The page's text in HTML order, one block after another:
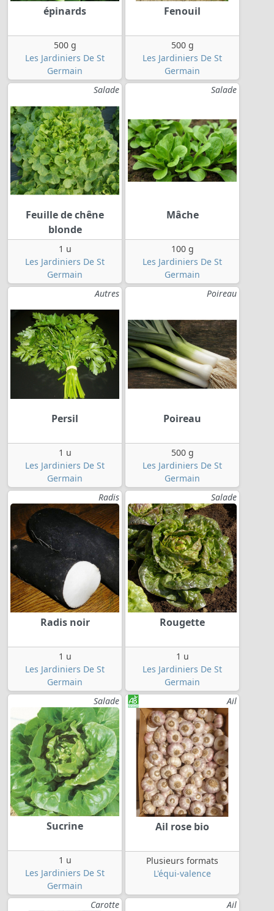
épinards
500 g
Les Jardiniers De St
Germain
Fenouil
500 g
Les Jardiniers De St
Germain
Salade
Feuille de chêne
blonde
1 u
Les Jardiniers De St
Germain
Salade
Mâche
100 g
Les Jardiniers De St
Germain
Autres
Persil
1 u
Les Jardiniers De St
Germain
Poireau
Poireau
500 g
Les Jardiniers De St
Germain
Radis
Radis noir
1 u
Les Jardiniers De St
Germain
Salade
Rougette
1 u
Les Jardiniers De St
Germain
Salade
Sucrine
1 u
Les Jardiniers De St
Germain
Ail
Ail rose bio
Plusieurs formats
L'équi-valence
Carotte Ail